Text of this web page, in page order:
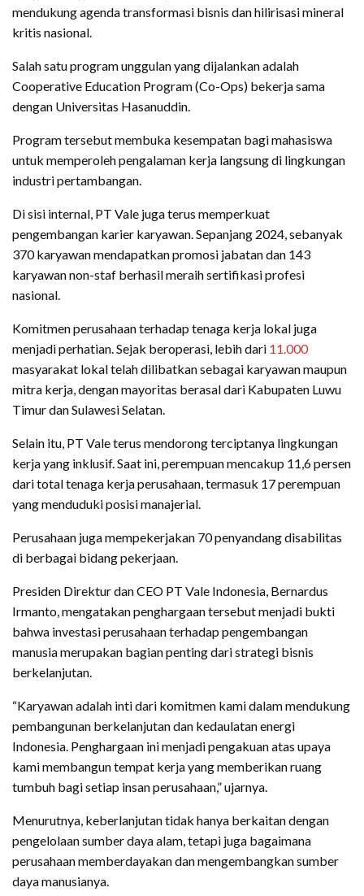
mendukung agenda transformasi bisnis dan hilirisasi mineral
kritis nasional.
Salah satu program unggulan yang dijalankan adalah
Cooperative Education Program (Co-Ops) bekerja sama
dengan Universitas Hasanuddin.
Program tersebut membuka kesempatan bagi mahasiswa
untuk memperoleh pengalaman kerja langsung di lingkungan
industri pertambangan.
Di sisi internal, PT Vale juga terus memperkuat
pengembangan karier karyawan. Sepanjang 2024, sebanyak
370 karyawan mendapatkan promosi jabatan dan 143
karyawan non-staf berhasil meraih sertifikasi profesi
nasional.
Komitmen perusahaan terhadap tenaga kerja lokal juga
menjadi perhatian. Sejak beroperasi, lebih dari 11.000
masyarakat lokal telah dilibatkan sebagai karyawan maupun
mitra kerja, dengan mayoritas berasal dari Kabupaten Luwu
Timur dan Sulawesi Selatan.
Selain itu, PT Vale terus mendorong terciptanya lingkungan
kerja yang inklusif. Saat ini, perempuan mencakup 11,6 persen
dari total tenaga kerja perusahaan, termasuk 17 perempuan
yang menduduki posisi manajerial.
Perusahaan juga mempekerjakan 70 penyandang disabilitas
di berbagai bidang pekerjaan.
Presiden Direktur dan CEO PT Vale Indonesia, Bernardus
Irmanto, mengatakan penghargaan tersebut menjadi bukti
bahwa investasi perusahaan terhadap pengembangan
manusia merupakan bagian penting dari strategi bisnis
berkelanjutan.
“Karyawan adalah inti dari komitmen kami dalam mendukung
pembangunan berkelanjutan dan kedaulatan energi
Indonesia. Penghargaan ini menjadi pengakuan atas upaya
kami membangun tempat kerja yang memberikan ruang
tumbuh bagi setiap insan perusahaan,” ujarnya.
Menurutnya, keberlanjutan tidak hanya berkaitan dengan
pengelolaan sumber daya alam, tetapi juga bagaimana
perusahaan memberdayakan dan mengembangkan sumber
daya manusianya.